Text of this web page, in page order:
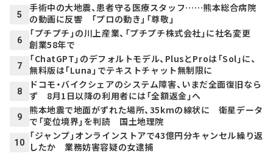
5
手術中の大地震、患者守る医療スタッフ……熊本総合病院
の動画に反響 「プロの動き」「尊敬」
6
「プチプチ」の川上産業、「プチプチ株式会社」に社名変更
創業58年で
7
「ChatGPT」のデフォルトモデル、PlusとProは「Sol」に、
無料版は「Luna」でテキストチャット無制限に
8
ドコモ・バイクシェアのシステム障害、いまだ全面復旧なら
ず 8月1日以降の利用者には「全額返金」へ
9
熊本地震で地面がずれた場所、35kmの線状に 衛星データ
で「変位境界」を判読 国土地理院
10
「ジャンプ」オンラインストアで43億円分キャンセル繰り返
したか 業務妨害容疑の女逮捕